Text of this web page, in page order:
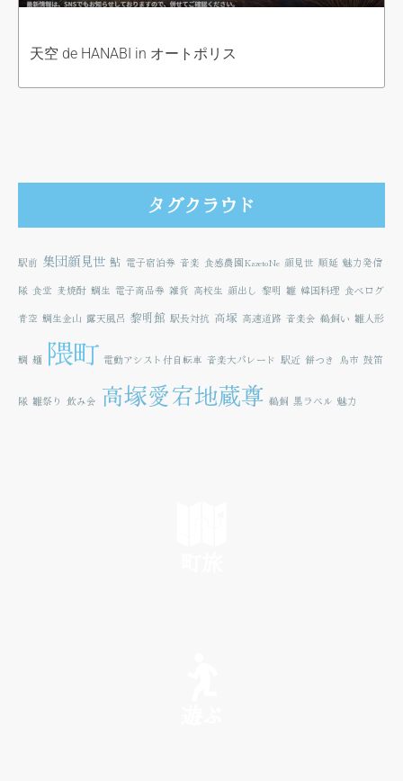
天空 de HANABI in オートポリス
タグクラウド
駅前 集団顔見世 鮎 電子宿泊券 音楽 食感農園KazetoNe 顔見世 順延 魅力発信
隊 食堂 麦焼酎 鯛生 電子商品券 雑貨 高校生 顔出し 黎明 雛 韓国料理 食べログ
青空 鯛生金山 露天風呂 黎明館 駅長対抗 高塚 高速道路 音楽会 鵜飼い 雛人形
鯛 麺 隈町 電動アシスト付自転車 音楽大パレード 駅近 餅つき 鳥市 鼓笛
隊 雛祭り 飲み会 高塚愛宕地蔵尊 鵜飼 黒ラベル 魅力